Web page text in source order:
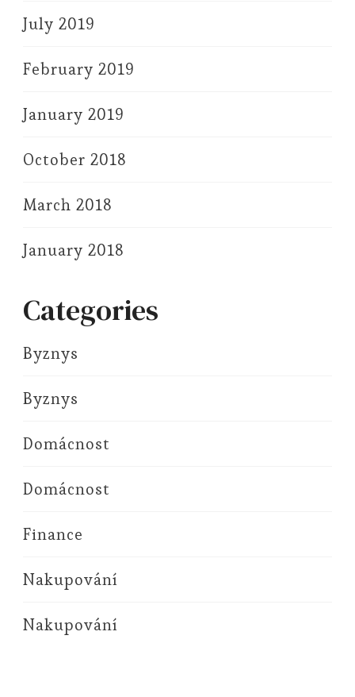
July 2019
February 2019
January 2019
October 2018
March 2018
January 2018
Categories
Byznys
Byznys
Domácnost
Domácnost
Finance
Nakupování
Nakupování